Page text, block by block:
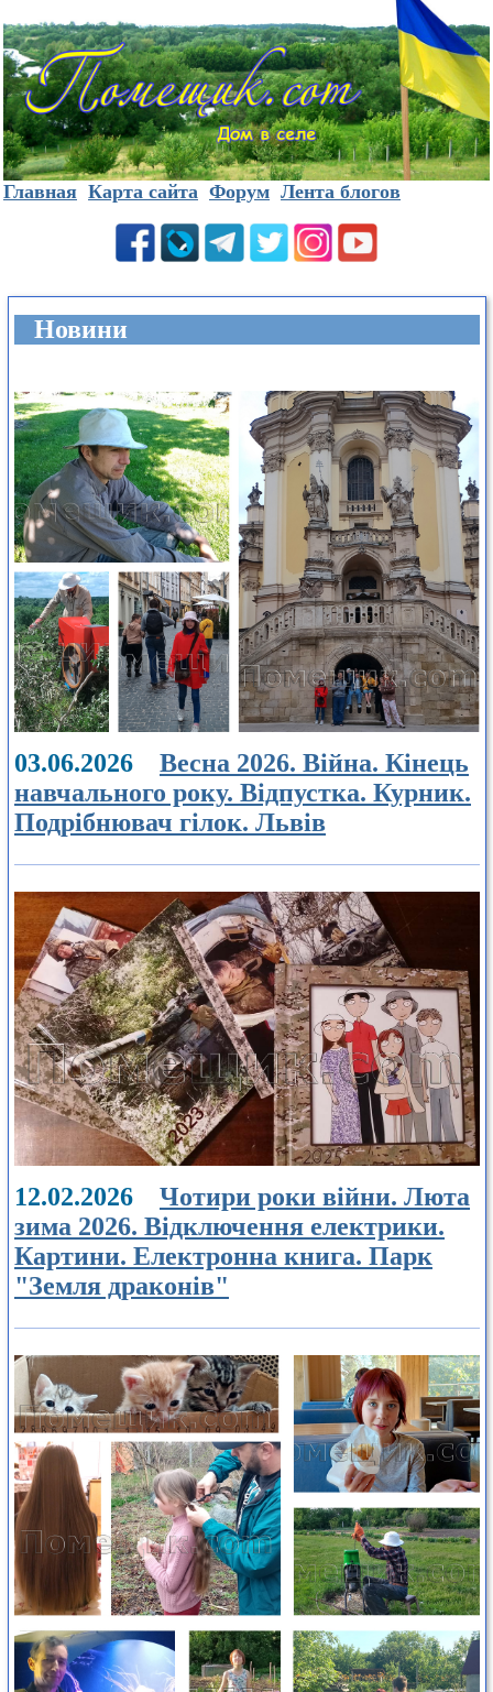
Главная Карта сайта Форум Лента блогов
Новини
03.06.2026 Весна 2026. Війна. Кінець
навчального року. Відпустка. Курник.
Подрібнювач гілок. Львів
12.02.2026 Чотири роки війни. Люта
зима 2026. Відключення електрики.
Картини. Електронна книга. Парк
"Земля драконів"